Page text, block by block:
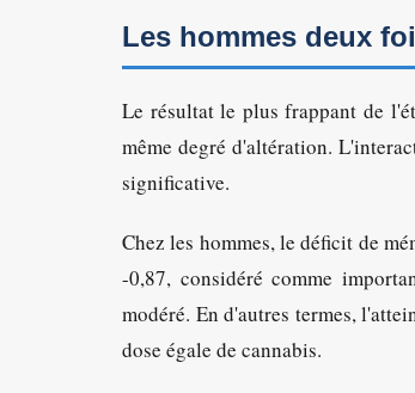
Les hommes deux
Le résultat le plus frappant de
même degré d'altération.
significative.
Chez les hommes, le déficit de
-0,87, considéré comme
modéré. En d'autres termes,
dose égale de cannabis.